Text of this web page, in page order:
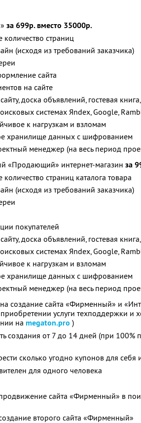
за 699р. вместо 35000р.
количество страниц
(исходя из требований заказчика)
сайта
на сайте
доска объявлений, гостевая
системах Яndex, Google,
к нагрузкам и взломам
хранилище данных с шифрованием
менеджер (на весь период
«Продающий» интернет-магазин за
страниц каталога товара
(исходя из требований заказчика)
покупателей
доска объявлений, гостевая
системах Яndex, Google,
к нагрузкам и взломам
хранилище данных с шифрованием
менеджер (на весь период
создание сайта «Фирменный» и
услуги техподдержки и
на megaton.pro )
создания от 7 до 14 дней (при 100%
сколько угодно купонов для себя
для одного человека
сайта «Фирменный» в
второго сайта «Фирменный»